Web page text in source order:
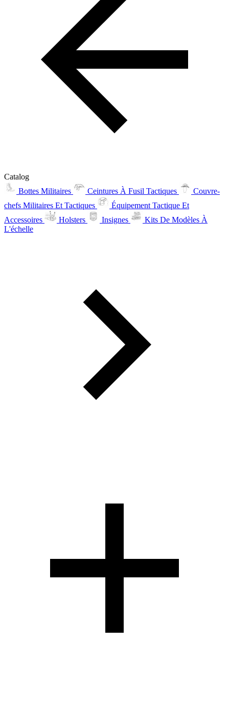
Catalog
Bottes Militaires
Ceintures À Fusil Tactiques
Couvre-
chefs Militaires Et Tactiques
Équipement Tactique Et
Accessoires
Holsters Insignes
Kits De Modèles À
L'échelle